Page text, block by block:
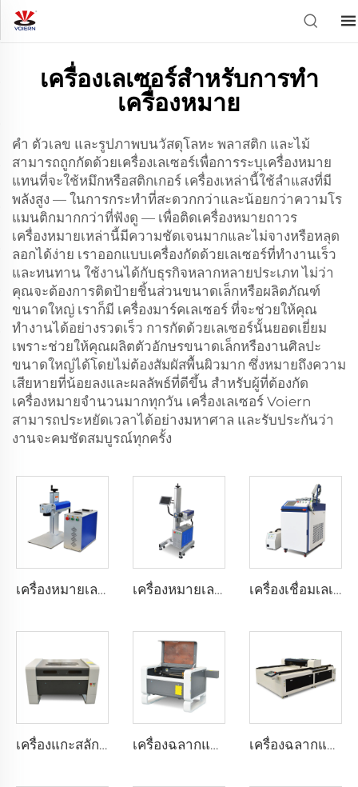
เครื่องเลเซอร์สำหรับการทำ
เครื่องหมาย
คำ ตัวเลข และรูปภาพบนวัสดุโลหะ พลาสติก และไม้
สามารถถูกกัดด้วยเครื่องเลเซอร์เพื่อการระบุเครื่องหมาย
แทนที่จะใช้หมึกหรือสติกเกอร์ เครื่องเหล่านี้ใช้ลำแสงที่มี
พลังสูง — ในการกระทำที่สะดวกกว่าและน้อยกว่าความโร
แมนติกมากกว่าที่ฟังดู — เพื่อติดเครื่องหมายถาวร
เครื่องหมายเหล่านี้มีความชัดเจนมากและไม่จางหรือหลุด
ลอกได้ง่าย เราออกแบบเครื่องกัดด้วยเลเซอร์ที่ทำงานเร็ว
และทนทาน ใช้งานได้กับธุรกิจหลากหลายประเภท ไม่ว่า
คุณจะต้องการติดป้ายชิ้นส่วนขนาดเล็กหรือผลิตภัณฑ์
ขนาดใหญ่ เราก็มี เครื่องมาร์คเลเซอร์ ที่จะช่วยให้คุณ
ทำงานได้อย่างรวดเร็ว การกัดด้วยเลเซอร์นั้นยอดเยี่ยม
เพราะช่วยให้คุณผลิตตัวอักษรขนาดเล็กหรืองานศิลปะ
ขนาดใหญ่ได้โดยไม่ต้องสัมผัสพื้นผิวมาก ซึ่งหมายถึงความ
เสียหายที่น้อยลงและผลลัพธ์ที่ดีขึ้น สำหรับผู้ที่ต้องกัด
เครื่องหมายจำนวนมากทุกวัน เครื่องเลเซอร์ Voiern
สามารถประหยัดเวลาได้อย่างมหาศาล และรับประกันว่า
งานจะคมชัดสมบูรณ์ทุกครั้ง
เครื่องหมายเลเซอร์แบบแบ่งแยก เครื่องหมายเลเซอร์บิน เครื่องเชื่อมเลเซอร์
เครื่องแกะสลักและตัดด้วยเลเซอร์ 9060 เครื่องฉลากและตัดด้วยเลเซอร์ 7050 เครื่องฉลากและตัดด้วยเลเซอร์ 1325